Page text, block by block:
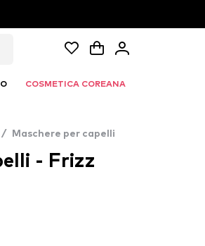
COSMETICA COREANA
/ Maschere per capelli
- Frizz